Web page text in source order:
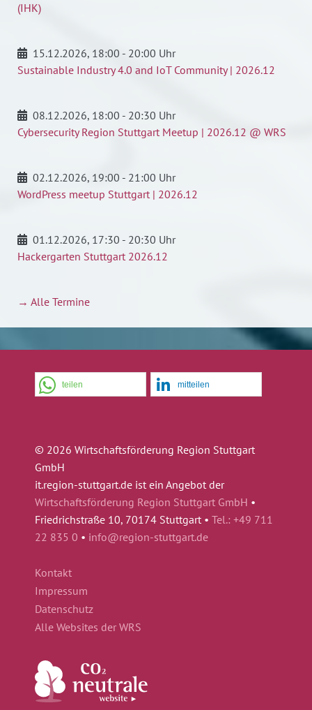
(IHK)
15.12.2026, 18:00 - 20:00 Uhr
Sustainable Industry 4.0 and IoT Community | 2026.12
08.12.2026, 18:00 - 20:30 Uhr
Cybersecurity Region Stuttgart Meetup | 2026.12 @ WRS
02.12.2026, 19:00 - 21:00 Uhr
WordPress meetup Stuttgart | 2026.12
01.12.2026, 17:30 - 20:30 Uhr
Hackergarten Stuttgart 2026.12
→ Alle Termine
teilen mitteilen
© 2026 Wirtschaftsförderung Region Stuttgart
GmbH
it.region-stuttgart.de ist ein Angebot der
Wirtschaftsförderung Region Stuttgart GmbH •
Friedrichstraße 10, 70174 Stuttgart • Tel.: +49 711
22 835 0 • info@region-stuttgart.de
Kontakt
Impressum
Datenschutz
Alle Websites der WRS